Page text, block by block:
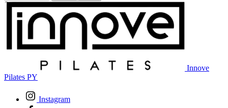
Innove
Pilates PY
Instagram